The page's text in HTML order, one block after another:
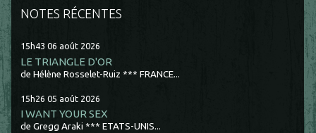
NOTES RÉCENTES
15h43 06 août 2026
LE TRIANGLE D'OR
de Hélène Rosselet-Ruiz *** FRANCE...
15h26 05 août 2026
I WANT YOUR SEX
de Gregg Araki *** ETATS-UNIS...